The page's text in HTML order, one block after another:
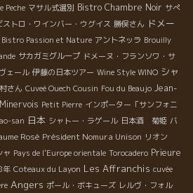
Peche マサル式選別 Bistro Chambre Noir サぺ
ストロ・ワインバー・ウグイス 勝俣さん ドメー
Bistro Passion et Nature アントネッラ Brouilly
サカガミグループ ドメーヌ・フランソワ・サ
ェール 伊藤の日本ツアー Wine Style WINO シャ
さん Cuveé Ouech Cousin Fou du Beaujo Jean-
Minervois Petit Pierre インポーター「サンフォニ
san 日本 シャトー・ラゲール 日本酒 菊姫 バ
Rosé Président Nomura Unison リオン
ャ Pays de l'Europe orientale Torocadero Prieure
年 Coteaux du Layon Les Affranchis cuvée
Angers ポール・ボキューズ レルヴ・フォル